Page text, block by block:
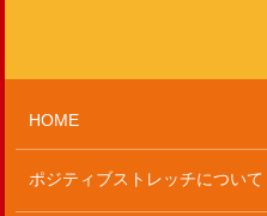
HOME
ポジティブストレッチについて